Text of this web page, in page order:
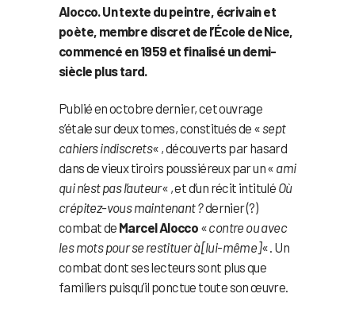
Alocco. Un texte du peintre, écrivain et
poète, membre discret de l’École de Nice,
commencé en 1959 et finalisé un demi-
siècle plus tard.
Publié en octobre dernier, cet ouvrage
s’étale sur deux tomes, constitués de « sept
cahiers indiscrets« , découverts par hasard
dans de vieux tiroirs poussiéreux par un « ami
qui n’est pas l’auteur« , et d’un récit intitulé Où
crépitez-vous maintenant ?dernier (?)
combat de Marcel Alocco «contre ou avec
les mots pour se restituer à [lui-même]« . Un
combat dont ses lecteurs sont plus que
familiers puisqu’il ponctue toute son œuvre.